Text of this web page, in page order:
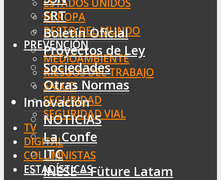
EUROPA
RESTO DEL MUNDO
PREVENCIÓN
MEDIOAMBIENTE
RIESGOS DEL TRABAJO
SALUD
SEGURIDAD
SEGURIDAD VIAL
TV
DIGITAL
COLUMNISTAS
ESTADÍSTICAS
SRT
Boletín Oficial
Proyectos de Ley
Sociedades
Otras Normas
Innovación
NOTICIAS
La Confe
ITC
INESE – Füture Latam